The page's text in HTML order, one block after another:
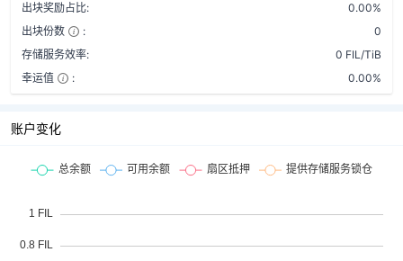
出块奖励占比:
0.00%
出块份数
:
0
存储服务效率:
0 FIL/TiB
幸运值
: 0.00%
账户变化